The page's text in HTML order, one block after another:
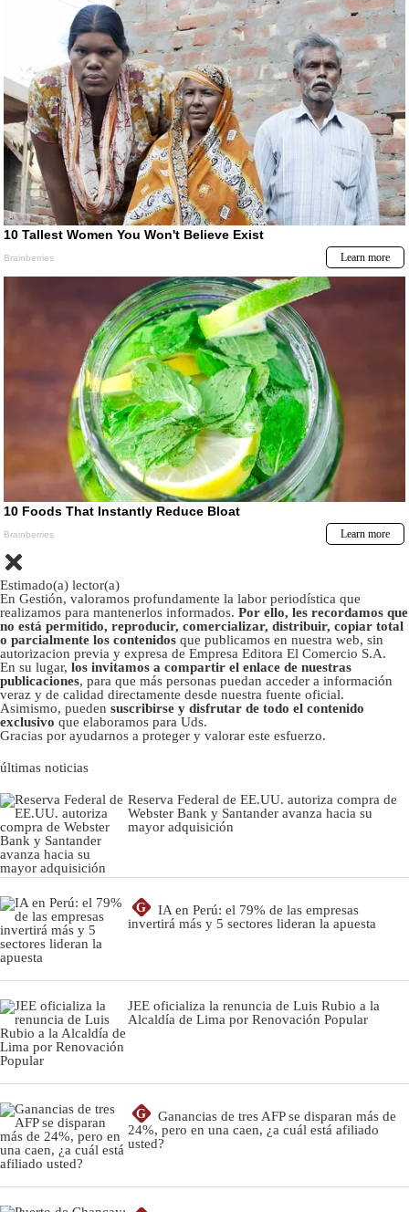
Estimado(a) lector(a)
En Gestión, valoramos profundamente la labor periodística que
realizamos para mantenerlos informados. Por ello, les recordamos que
no está permitido, reproducir, comercializar, distribuir, copiar total
o parcialmente los contenidos que publicamos en nuestra web, sin
autorizacion previa y expresa de Empresa Editora El Comercio S.A.
En su lugar, los invitamos a compartir el enlace de nuestras
publicaciones, para que más personas puedan acceder a información
veraz y de calidad directamente desde nuestra fuente oficial.
Asimismo, pueden suscribirse y disfrutar de todo el contenido
exclusivo que elaboramos para Uds.
Gracias por ayudarnos a proteger y valorar este esfuerzo.
últimas noticias
Reserva Federal de EE.UU. autoriza compra de
Webster Bank y Santander avanza hacia su
mayor adquisición
G
IA en Perú: el 79% de las empresas
invertirá más y 5 sectores lideran la apuesta
JEE oficializa la renuncia de Luis Rubio a la
Alcaldía de Lima por Renovación Popular
G
Ganancias de tres AFP se disparan más de
24%, pero en una caen, ¿a cuál está afiliado
usted?